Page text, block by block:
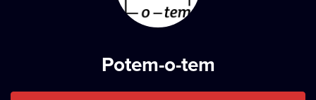
Potem-o-tem